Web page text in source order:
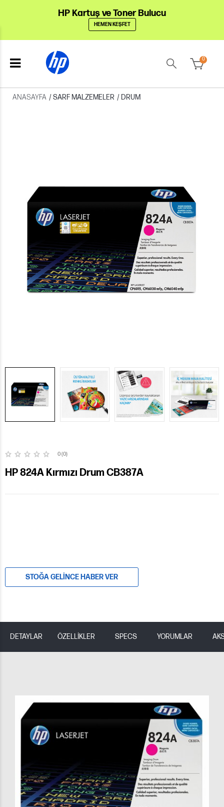
HP Kartuş ve Toner Bulucu
HEMEN KEŞFET
0
ANASAYFA /SARF MALZEMELER / DRUM
0 (0)
HP 824A Kırmızı Drum CB387A
STOĞA GELINCE HABER VER
DETAYLAR ÖZELLİKLER SPECS YORUMLAR